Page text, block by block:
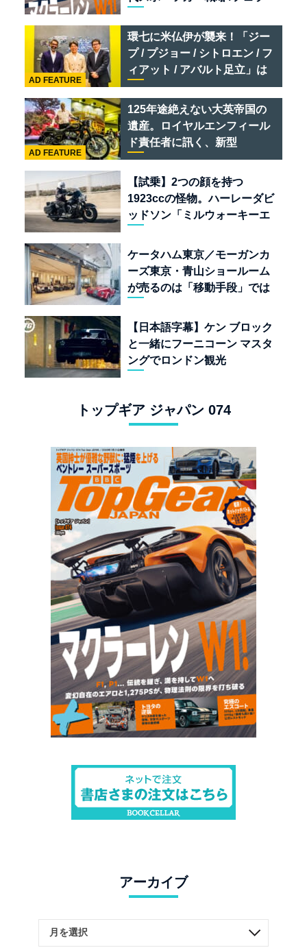
リオ /ベントレー スーパース
ポーツ
環七に米仏伊が襲来！「ジー
プ / プジョー / シトロエン / フ
ィアット / アバルト足立」は
クルマのセレクトショップで
ある
AD FEATURE
125年途絶えない大英帝国の
遺産。ロイヤルエンフィール
ド責任者に訊く、新型
「BULLET 650」と“時間の
質”を愛する理由
AD FEATURE
【試乗】2つの顔を持つ
1923ccの怪物。ハーレーダビ
ッドソン「ミルウォーキーエ
ケータハム東京／モーガンカ
ーズ東京・青山ショールーム
が売るのは「移動手段」では
【日本語字幕】ケン ブロック
と一緒にフーニコーン マスタ
ングでロンドン観光
トップギア ジャパン 074
アーカイブ